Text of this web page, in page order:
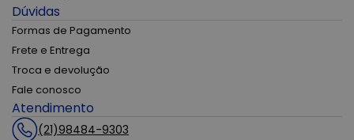
Dúvidas
Formas de Pagamento
Frete e Entrega
Troca e devolução
Fale conosco
Atendimento
(21)98484-9303